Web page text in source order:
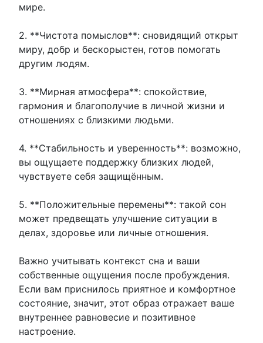
мире.
2. **Чистота помыслов**: сновидящий открыт
миру, добр и бескорыстен, готов помогать
другим людям.
3. **Мирная атмосфера**: спокойствие,
гармония и благополучие в личной жизни и
отношениях с близкими людьми.
4. **Стабильность и уверенность**: возможно,
вы ощущаете поддержку близких людей,
чувствуете себя защищённым.
5. **Положительные перемены**: такой сон
может предвещать улучшение ситуации в
делах, здоровье или личные отношения.
Важно учитывать контекст сна и ваши
собственные ощущения после пробуждения.
Если вам приснилось приятное и комфортное
состояние, значит, этот образ отражает ваше
внутреннее равновесие и позитивное
настроение.